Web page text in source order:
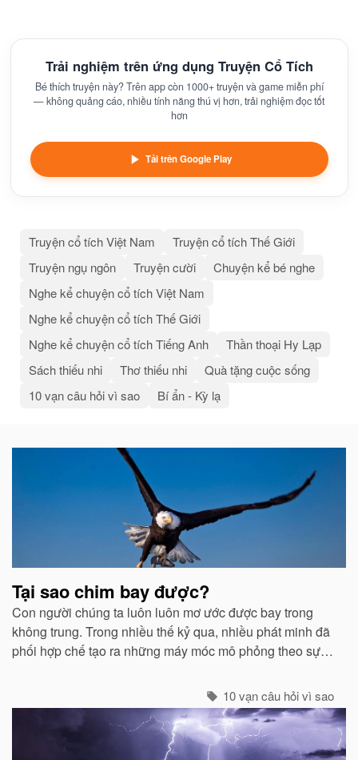
Trải nghiệm trên ứng dụng Truyện Cổ Tích
Bé thích truyện này? Trên app còn 1000+ truyện và game miễn phí
— không quảng cáo, nhiều tính năng thú vị hơn, trải nghiệm đọc tốt
hơn
Tải trên Google Play
Truyện cổ tích Việt Nam
Truyện cổ tích Thế Giới
Truyện ngụ ngôn
Truyện cười
Chuyện kể bé nghe
Nghe kể chuyện cổ tích Việt Nam
Nghe kể chuyện cổ tích Thế Giới
Nghe kể chuyện cổ tích Tiếng Anh
Thần thoại Hy Lạp
Sách thiếu nhi
Thơ thiếu nhi
Quà tặng cuộc sống
10 vạn câu hỏi vì sao
Bí ẩn - Kỳ lạ
Bài
liên
Tại sao chim bay được?
Con người chúng ta luôn luôn mơ ước được bay trong
không trung. Trong nhiều thế kỷ qua, nhiều phát minh đã
phối hợp chế tạo ra những máy móc mô phỏng theo sự
10 vạn câu hỏi vì sao